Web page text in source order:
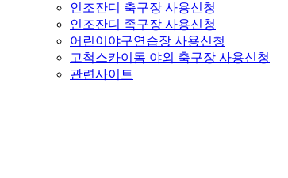
인조잔디 축구장 사용신청
인조잔디 족구장 사용신청
어린이야구연습장 사용신청
고척스카이돔 야외 축구장 사용신청
관련사이트